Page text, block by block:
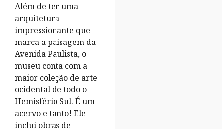
Além de ter uma
arquitetura
impressionante que
marca a paisagem da
Avenida Paulista, o
museu conta com a
maior coleção de arte
ocidental de todo o
Hemisfério Sul. É um
acervo e tanto! Ele
inclui obras de